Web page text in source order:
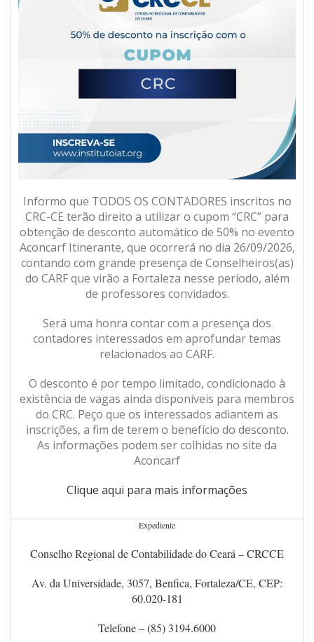
Informo que TODOS OS CONTADORES inscritos no
CRC-CE terão direito a utilizar o cupom “CRC” para
obtenção de desconto automático de 50% no evento
Aconcarf Itinerante, que ocorrerá no dia 26/09/2026,
contando com grande presença de Conselheiros(as)
do CARF que virão a Fortaleza nesse período, além
de professores convidados.
Será uma honra contar com a presença dos
contadores interessados em aprofundar temas
relacionados ao CARF.
O desconto é por tempo limitado, condicionado à
existência de vagas ainda disponíveis para membros
do CRC. Peço que os interessados adiantem as
inscrições, a fim de terem o benefício do desconto.
As informações podem ser colhidas no site da
Aconcarf
Clique aqui para mais informações
Expediente
Conselho Regional de Contabilidade do Ceará – CRCCE
Av. da Universidade, 3057, Benfica, Fortaleza/CE, CEP:
60.020-181
Telefone – (85) 3194.6000